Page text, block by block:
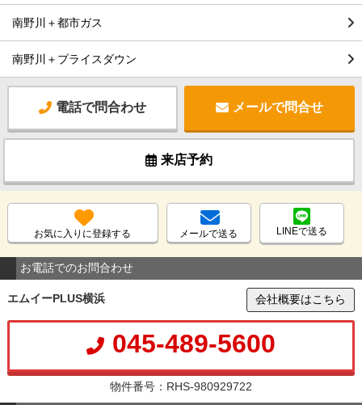
南野川＋都市ガス
南野川＋プライスダウン
電話で問合わせ メールで問合せ
来店予約
お気に入りに登録する メールで送る LINEで送る
お電話でのお問合わせ
エムイーPLUS横浜 会社概要はこちら
045-489-5600
物件番号：RHS-980929722